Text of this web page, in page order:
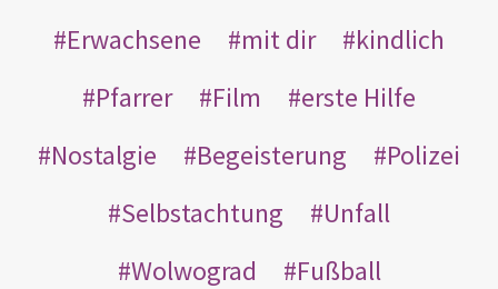
Erwachsene
mit dir
kindlich
Pfarrer
Film
erste Hilfe
Nostalgie
Begeisterung
Polizei
Selbstachtung
Unfall
Wolwograd
Fußball